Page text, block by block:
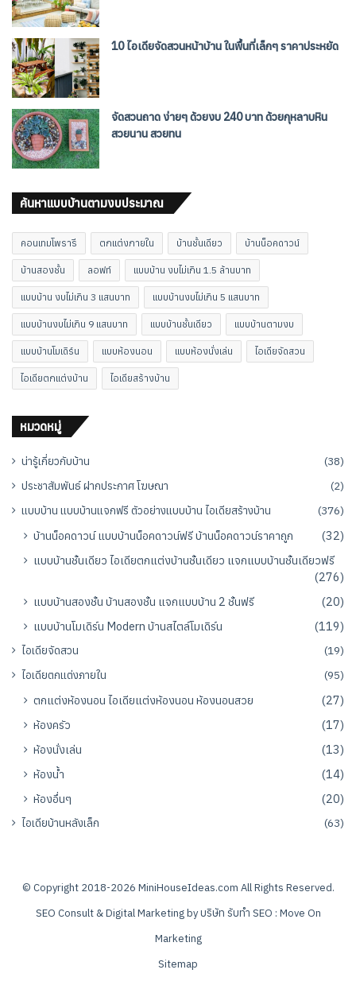
10 ไอเดียจัดสวนหน้าบ้าน ในพื้นที่เล็กๆ ราคาประหยัด
จัดสวนถาด ง่ายๆ ด้วยงบ 240 บาท ด้วยกุหลาบหิน
สวยนาน สวยทน
ค้นหาแบบบ้านตามงบประมาณ
คอนเทมโพรารี ตกแต่งภายใน บ้านชั้นเดียว บ้านน็อคดาวน์
บ้านสองชั้น ลอฟท์ แบบบ้าน งบไม่เกิน 1.5 ล้านบาท
แบบบ้าน งบไม่เกิน 3 แสนบาท แบบบ้านงบไม่เกิน 5 แสนบาท
แบบบ้านงบไม่เกิน 9 แสนบาท แบบบ้านชั้นเดียว แบบบ้านตามงบ
แบบบ้านโมเดิร์น แบบห้องนอน แบบห้องนั่งเล่น ไอเดียจัดสวน
ไอเดียตกแต่งบ้าน ไอเดียสร้างบ้าน
หมวดหมู่
น่ารู้เกี่ยวกับบ้าน
(38)
ประชาสัมพันธ์ ฝากประกาศ โฆษณา
(2)
แบบบ้าน แบบบ้านแจกฟรี ตัวอย่างแบบบ้าน ไอเดียสร้างบ้าน
(376)
บ้านน็อคดาวน์ แบบบ้านน็อคดาวน์ฟรี บ้านน็อคดาวน์ราคาถูก
(32)
แบบบ้านชั้นเดียว ไอเดียตกแต่งบ้านชั้นเดียว แจกแบบบ้านชั้นเดียวฟรี
(276)
แบบบ้านสองชั้น บ้านสองชั้น แจกแบบบ้าน 2 ชั้นฟรี
(20)
แบบบ้านโมเดิร์น Modern บ้านสไตล์โมเดิร์น
(119)
ไอเดียจัดสวน
(19)
ไอเดียตกแต่งภายใน
(95)
ตกแต่งห้องนอน ไอเดียแต่งห้องนอน ห้องนอนสวย
(27)
ห้องครัว
(17)
ห้องนั่งเล่น
(13)
ห้องน้ำ
(14)
ห้องอื่นๆ
(20)
ไอเดียบ้านหลังเล็ก (63)
© Copyright 2018-2026 MiniHouseIdeas.com All Rights Reserved.
SEO Consult & Digital Marketing byบริษัท รับทำ SEO : Move On
Marketing
Sitemap